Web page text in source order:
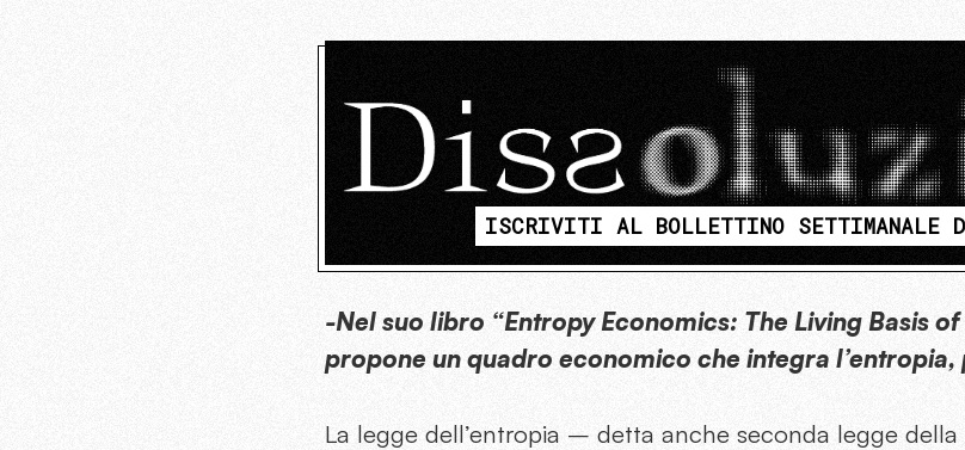
ISCRIVITI AL BOLLETTINO SETTIMANALE
-Nel suo libro “Entropy Economics: The Living Basis
propone un quadro economico che integra
La legge dell’entropia – detta anche seconda legge